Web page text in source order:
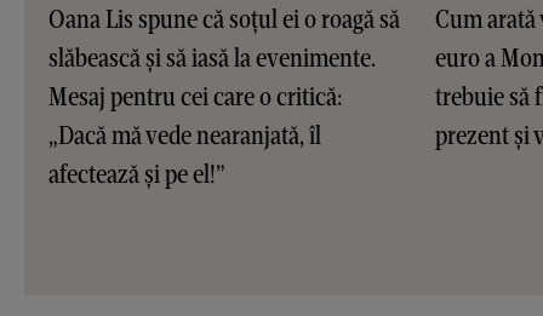
Oana Lis spune că soțul ei o roagă să
slăbească și să iasă la evenimente.
Mesaj pentru cei care o critică:
„Dacă mă vede nearanjată, îl
afectează și pe el!”
Cum arată
euro a
trebuie să
prezent și